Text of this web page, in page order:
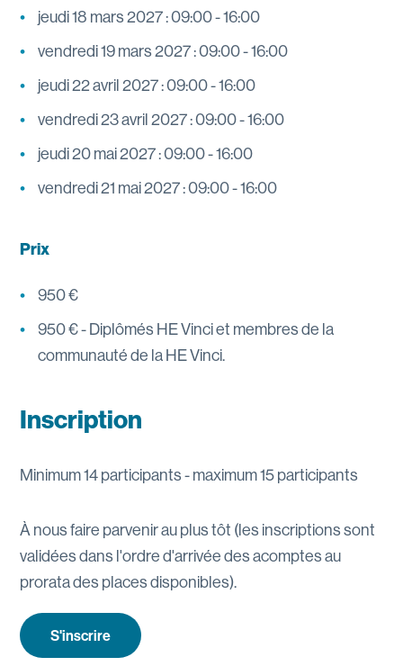
jeudi 18 mars 2027 : 09:00 - 16:00
vendredi 19 mars 2027 : 09:00 - 16:00
jeudi 22 avril 2027 : 09:00 - 16:00
vendredi 23 avril 2027 : 09:00 - 16:00
jeudi 20 mai 2027 : 09:00 - 16:00
vendredi 21 mai 2027 : 09:00 - 16:00
Prix
950 €
950 € - Diplômés HE Vinci et membres de la
communauté de la HE Vinci.
Inscription
Minimum 14 participants - maximum 15 participants
À nous faire parvenir au plus tôt (les inscriptions sont
validées dans l'ordre d'arrivée des acomptes au
prorata des places disponibles).
S'inscrire